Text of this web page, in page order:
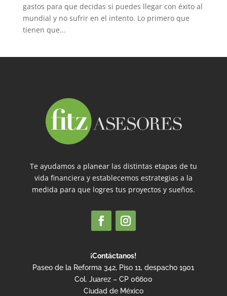
gastos para que decidas si puedes llegar con éxito al
mundial y no sufrir en el intento. Lo primero que
tienen que...
Te ayudamos a planear las distintas etapas de tu
vida financiera y establecemos estrategias a la
medida para que logres tus proyectos y sueños.
¡Contáctanos!
Paseo de la Reforma 342, Piso 11, despacho 1901
Col. Juarez – CP 06600
Ciudad de México